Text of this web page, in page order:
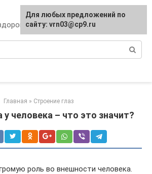
глаз
Главная » Строение глаз
у человека – что это значит?
роль во внешности человека.
Для любых предложений по
сайту: vrn03@cp9.ru